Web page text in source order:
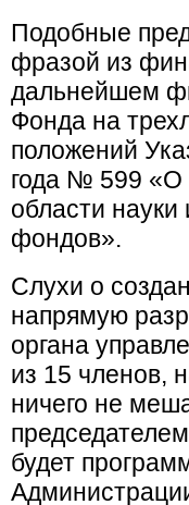
Подобные
фразой из
дальнейшем
Фонда на
положений
года № 599 «О
области
фондов».
Слухи о
напрямую
органа
из 15 членов,
ничего не
будет